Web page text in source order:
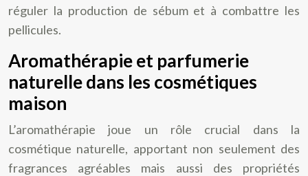
réguler la production de sébum et à combattre les
pellicules.
Aromathérapie et parfumerie
naturelle dans les cosmétiques
maison
L’aromathérapie joue un rôle crucial dans la
cosmétique naturelle, apportant non seulement des
fragrances agréables mais aussi des propriétés